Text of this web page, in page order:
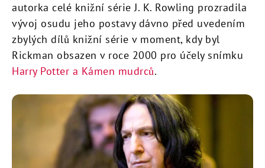
autorka celé knižní série J. K. Rowling prozradila
vývoj osudu jeho postavy dávno před uvedením
zbylých dílů knižní série v moment, kdy byl
Rickman obsazen v roce 2000 pro účely snímku
Harry Potter a Kámen mudrců.